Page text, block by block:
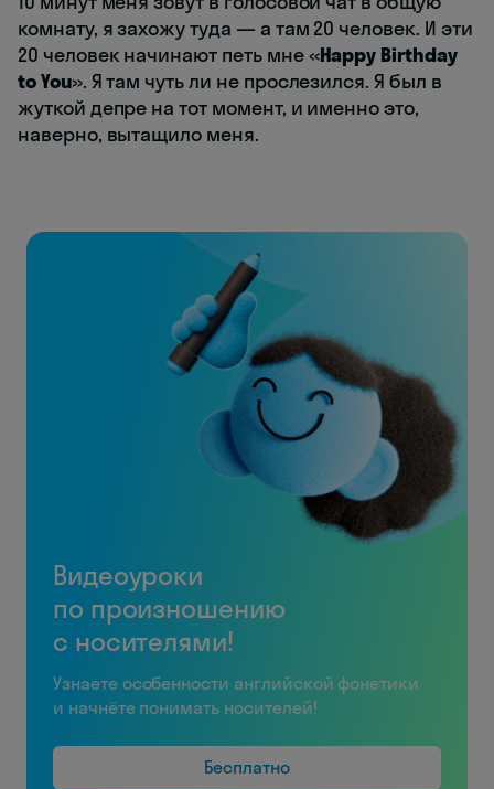
комнату, я захожу туда — а там 20 человек. И эти
20 человек начинают петь мне «Happy Birthday
to You». Я там чуть ли не прослезился. Я был в
жуткой депре на тот момент, и именно это,
наверно, вытащило меня.
Видеоуроки
по произношению
с носителями!
Узнаете особенности английской фонетики
и начнёте понимать носителей!
Бесплатно